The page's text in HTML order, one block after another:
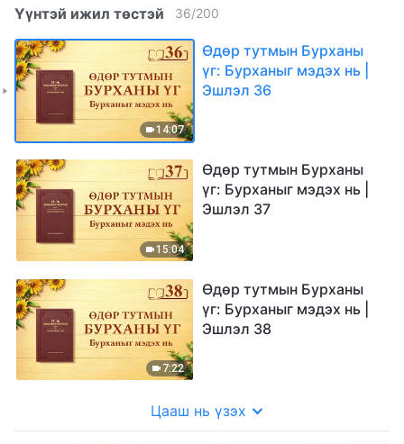
Үүнтэй ижил төстэй 36/200
14:07
Өдөр тутмын Бурханы
үг: Бурханыг мэдэх нь |
Эшлэл 36
15:04
Өдөр тутмын Бурханы
үг: Бурханыг мэдэх нь |
Эшлэл 37
7:22
Өдөр тутмын Бурханы
үг: Бурханыг мэдэх нь |
Эшлэл 38
Цааш нь үзэх